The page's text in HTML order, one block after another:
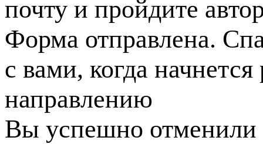
почту и пройдите
Форма отправлена.
с вами, когда
направлению
Вы успешно отменили